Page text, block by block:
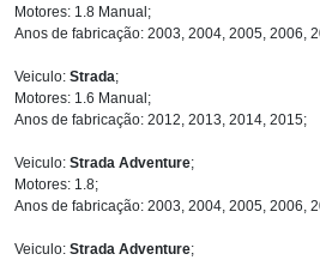
Motores: 1.8 Manual;
Anos de fabricação: 2003, 2004, 2005, 2006,
Veiculo: Strada;
Motores: 1.6 Manual;
Anos de fabricação: 2012, 2013, 2014, 2015;
Veiculo: Strada Adventure;
Motores: 1.8;
Anos de fabricação: 2003, 2004, 2005, 2006,
Veiculo: Strada Adventure;